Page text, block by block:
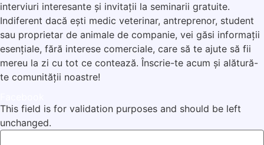
interviuri interesante și invitații la seminarii gratuite.
Indiferent dacă ești medic veterinar, antreprenor, student
sau proprietar de animale de companie, vei găsi informații
esențiale, fără interese comerciale, care să te ajute să fii
mereu la zi cu tot ce contează. Înscrie-te acum și alătură-
te comunității noastre!
This field is for validation purposes and should be left
unchanged.